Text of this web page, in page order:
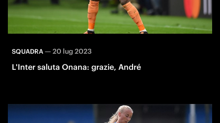
SQUADRA— 20 lug 2023
L'Inter saluta Onana: grazie, André